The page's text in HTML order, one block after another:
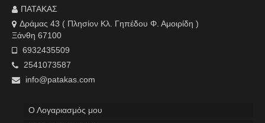
ΠΑΤΑΚΑΣ
Δράμας 43 ( Πλησίον Κλ. Γηπέδου Φ. Αμοιρίδη )
Ξάνθη 67100
6932435509
2541073587
info@patakas.com
Ο Λογαριασμός μου